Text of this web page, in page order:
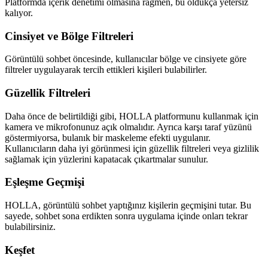
kalıyor.
Cinsiyet ve Bölge Filtreleri
Görüntülü sohbet öncesinde, kullanıcılar bölge ve cinsiyete göre
filtreler uygulayarak tercih ettikleri kişileri bulabilirler.
Güzellik Filtreleri
Daha önce de belirtildiği gibi, HOLLA platformunu kullanmak için
kamera ve mikrofonunuz açık olmalıdır. Ayrıca karşı taraf yüzünü
göstermiyorsa, bulanık bir maskeleme efekti uygulanır.
Kullanıcıların daha iyi görünmesi için güzellik filtreleri veya gizlilik
sağlamak için yüzlerini kapatacak çıkartmalar sunulur.
Eşleşme Geçmişi
HOLLA, görüntülü sohbet yaptığınız kişilerin geçmişini tutar. Bu
sayede, sohbet sona erdikten sonra uygulama içinde onları tekrar
bulabilirsiniz.
Keşfet